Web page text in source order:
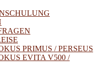
PRIMUS / PERSEUS
EVITA V500 /